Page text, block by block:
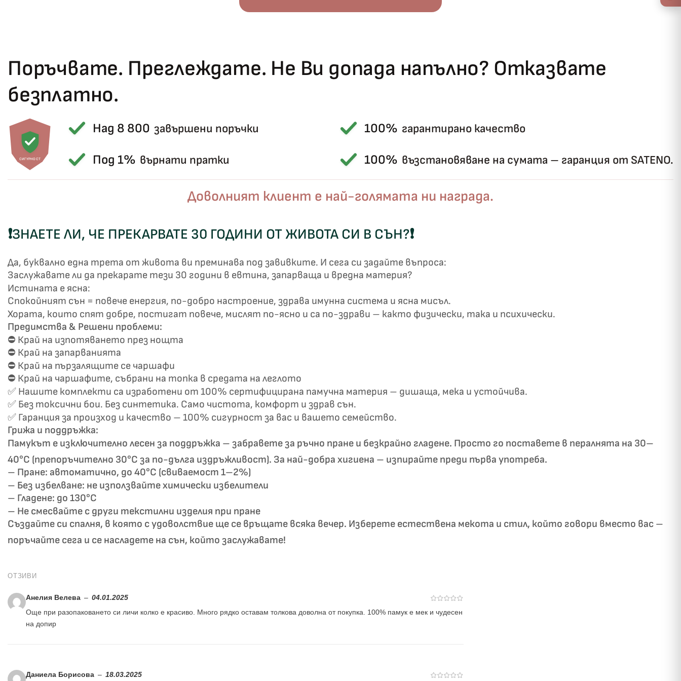
Поръчвате. Преглеждате. Не Ви допада напълно? Отказвате
безплатно.
СИГУРНОСТ
Над 8 800 завършени поръчки
Под 1% върнати пратки
100% гарантирано качество
100% възстановяване на сумата – гаранция от SATENO.
Доволният клиент е най-голямата ни награда.
❗ЗНАЕТЕ ЛИ, ЧЕ ПРЕКАРВАТЕ 30 ГОДИНИ ОТ ЖИВОТА СИ В СЪН?❗
Да, буквално една трета от живота ви преминава под завивките. И сега си задайте въпроса:
Заслужавате ли да прекарате тези 30 години в евтина, запарваща и вредна материя?
Истината е ясна:
Спокойният сън = повече енергия, по-добро настроение, здрава имунна система и ясна мисъл.
Хората, които спят добре, постигат повече, мислят по-ясно и са по-здрави – както физически, така и психически.
Предимства & Решени проблеми:
⛔ Край на изпотяването през нощта
⛔ Край на запарванията
⛔ Край на пързалящите се чаршафи
⛔ Край на чаршафите, събрани на топка в средата на леглото
✅ Нашите комплекти са изработени от 100% сертифицирана памучна материя – дишаща, мека и устойчива.
✅ Без токсични бои. Без синтетика. Само чистота, комфорт и здрав сън.
✅ Гаранция за произход и качество – 100% сигурност за вас и вашето семейство.
Грижа и поддръжка:
Памукът е изключително лесен за поддръжка – забравете за ръчно пране и безкрайно гладене. Просто го поставете в пералнята на 30–
40°C (препоръчително 30°C за по-дълга издръжливост). За най-добра хигиена – изпирайте преди първа употреба.
– Пране: автоматично, до 40°C (свиваемост 1–2%)
– Без избелване: не използвайте химически избелители
– Гладене: до 130°C
– Не смесвайте с други текстилни изделия при пране
Създайте си спалня, в която с удоволствие ще се връщате всяка вечер. Изберете естествена мекота и стил, който говори вместо вас –
поръчайте сега и се насладете на сън, който заслужавате!
ОТЗИВИ
Анелия Велева – 04.01.2025
Още при разопаковането си личи колко е красиво. Много рядко оставам толкова доволна от покупка. 100% памук е мек и чудесен
на допир
Даниела Борисова – 18.03.2025
✦
✦
Хавлиени кърпи – Комплект 2 части – 100% памук
✓